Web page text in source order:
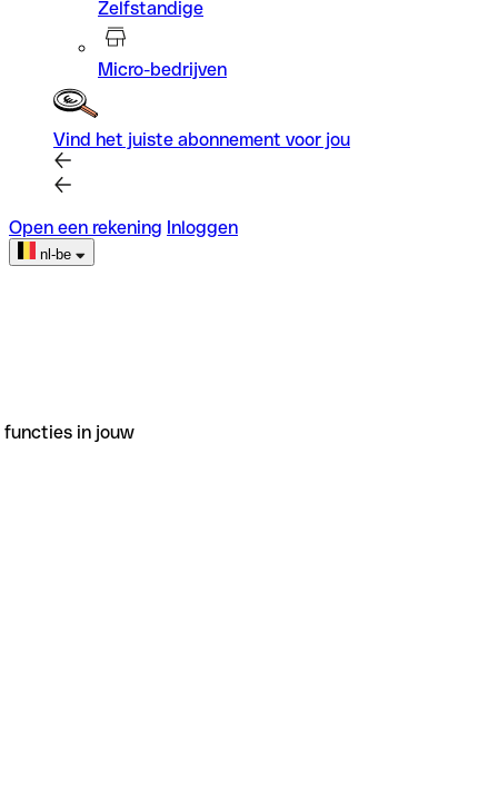
Zelfstandige
Micro-bedrijven
Vind het juiste abonnement voor jou
Open een rekening Inloggen
nl-be
in jouw